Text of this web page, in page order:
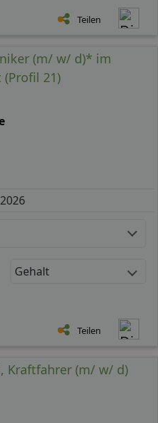
Teilen
(m/ w/ d)* im
21)
Gehalt
Teilen
Kraftfahrer (m/ w/ d)